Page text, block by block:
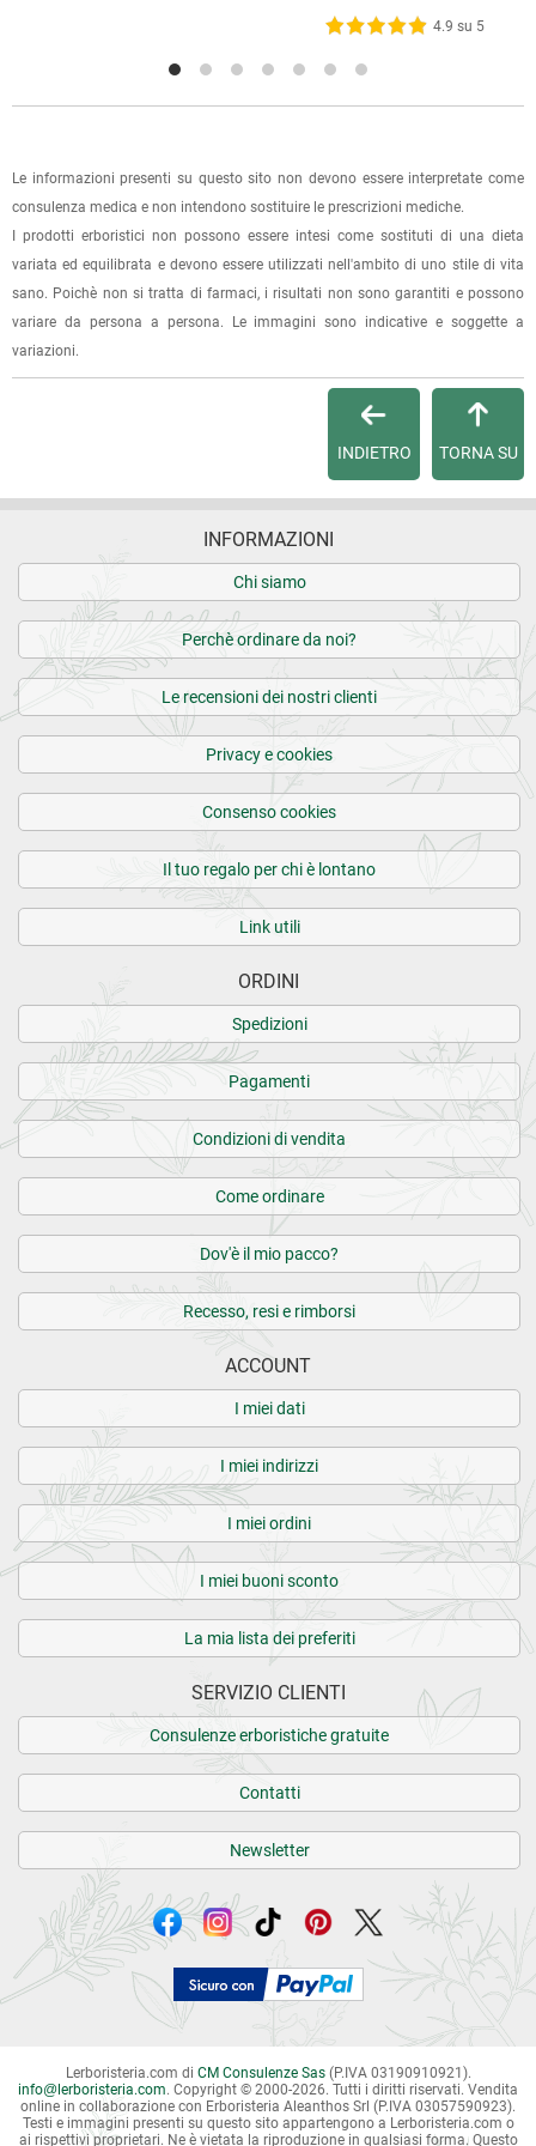
spedizione, in questo modo non ti verranno addebitate le
l'ordine sarà pronto per il ritiro.
oppure dalla fattura se richiesta al momento dell'ordine
(selezionando l'apposita casella del modulo d'ordine e
specificando l'indirizzo di fatturazione).
Dalla tua Area Clientepotrai verificare lo stato di lavorazione
dell'ordine e lo stato della spedizione.
Condizioni di vendita
4.9 su 5
Le informazioni presenti su questo sito non devono essere interpretate come
consulenza medica e non intendono sostituire le prescrizioni mediche.
I prodotti erboristici non possono essere intesi come sostituti di una dieta
variata ed equilibrata e devono essere utilizzati nell'ambito di uno stile di vita
sano. Poichè non si tratta di farmaci, i risultati non sono garantiti e possono
variare da persona a persona. Le immagini sono indicative e soggette a
variazioni.
TORNA SU
INDIETRO
INFORMAZIONI
Chi siamo
Perchè ordinare da noi?
Le recensioni dei nostri clienti
Privacy e cookies
Consenso cookies
Il tuo regalo per chi è lontano
Link utili
ORDINI
Spedizioni
Pagamenti
Condizioni di vendita
Come ordinare
Dov'è il mio pacco?
Recesso, resi e rimborsi
ACCOUNT
I miei dati
I miei indirizzi
I miei ordini
I miei buoni sconto
La mia lista dei preferiti
SERVIZIO CLIENTI
Consulenze erboristiche gratuite
Contatti
Newsletter
Lerboristeria.com di CM Consulenze Sas(P.IVA 03190910921).
info@ lerboristeria.com. Copyright © 2000-2026. Tutti i diritti riservati. Vendita
online in collaborazione con Erboristeria Aleanthos Srl (P.IVA 03057590923).
Testi e immagini presenti su questo sito appartengono a Lerboristeria.com o
ai rispettivi proprietari. Ne è vietata la riproduzione in qualsiasi forma. Questo